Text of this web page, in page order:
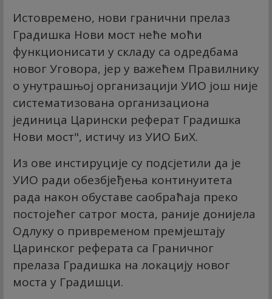
Истовремено, нови гранични прелаз
Градишка Нови мост неће моћи
функционисати у складу са одредбама
новог Уговора, јер у важећем Правилнику
о унутрашњој организацији УИО још није
систематизована организациона
јединица Царински реферат Градишка
Нови мост", истичу из УИО БиХ.
Из ове инстируције су подсјетили да је
УИО ради обезбјеђења континуитета
рада након обуставе саобраћаја преко
постојећег сатрог моста, раније донијела
Одлуку о привременом премјештају
Царинског реферата са Граничног
прелаза Градишка на локацију новог
моста у Градишци.